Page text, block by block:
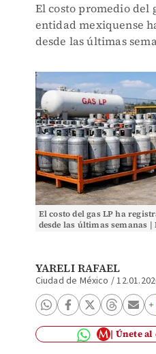
El costo promedio del
entidad mexiquense
desde las últimas
El costo del gas LP ha
desde las últimas semanas
YARELI RAFAEL
Ciudad de México /
Únete al